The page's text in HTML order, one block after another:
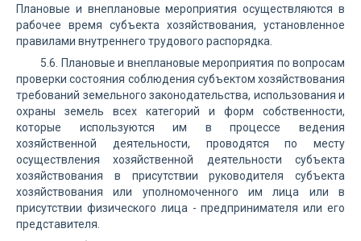
Плановые и внеплановые мероприятия осуществляются в
рабочее время субъекта хозяйствования, установленное
правилами внутреннего трудового распорядка.
5.6. Плановые и внеплановые мероприятия по вопросам
проверки состояния соблюдения субъектом хозяйствования
требований земельного законодательства, использования и
охраны земель всех категорий и форм собственности,
которые используются им в процессе ведения
хозяйственной деятельности, проводятся по месту
осуществления хозяйственной деятельности субъекта
хозяйствования в присутствии руководителя субъекта
хозяйствования или уполномоченного им лица или в
присутствии физического лица - предпринимателя или его
представителя.